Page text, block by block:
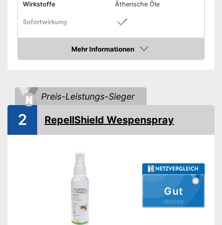
Wirkstoffe
Ätherische Öle
Sofortwirkung
Vorteile
Zeitsparend durch
Sofortwirkung
Kann outdoor genutzt werden
Mehr Informationen
Amazon
Preis-Leistungs-Sieger
Gut
05/2026
2 RepellShield Wespenspray